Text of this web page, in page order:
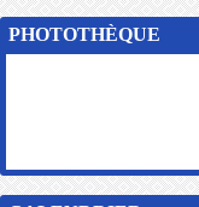
PHOTOTHÈQUE